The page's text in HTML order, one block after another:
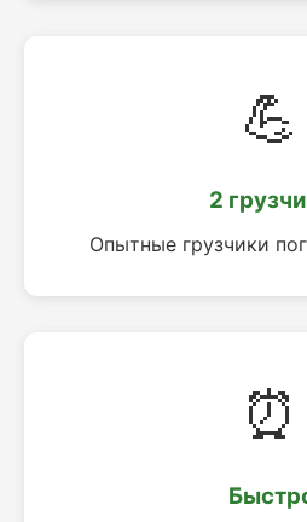
💪
2
Опытные грузчики
⏰